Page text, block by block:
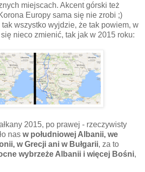
miejscach. Akcent górski też
Europy sama się nie zrobi ;)
wszystko wyjdzie, że tak powiem, w
nieco zmienić, tak jak w 2015 roku:
2015, po prawej - rzeczywisty
nas w południowej Albanii, we
w Grecji ani w Bułgarii, za to
wybrzeże Albanii i więcej Bośni,